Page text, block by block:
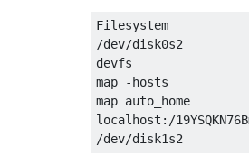
Filesystem
/dev/disk0s2
devfs
map -hosts
map auto_home
localhost:/